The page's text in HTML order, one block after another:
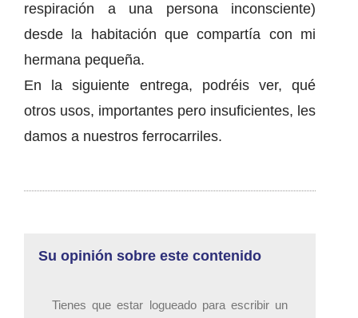
respiración a una persona inconsciente)
desde la habitación que compartía con mi
hermana pequeña.
En la siguiente entrega, podréis ver, qué
otros usos, importantes pero insuficientes, les
damos a nuestros ferrocarriles.
Su opinión sobre este contenido
Tienes que estar logueado para escribir un